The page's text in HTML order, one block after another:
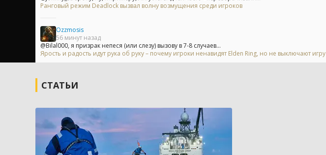
Ранговый режим Deadlock вызвал волну возмущения среди игроков
Ozzmosis
56 минут назад
@Bilal000, я призрак непеся (или слезу) вызову в 7-8 случаев...
Ярость и радость идут рука об руку – почему игроки ненавидят Elden Ring, но не выключают игру
СТАТЬИ